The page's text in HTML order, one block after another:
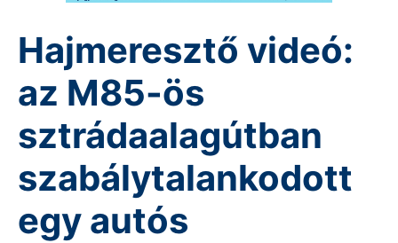
Hajmeresztő videó:
az M85-ös
sztrádaalagútban
szabálytalankodott
egy autós